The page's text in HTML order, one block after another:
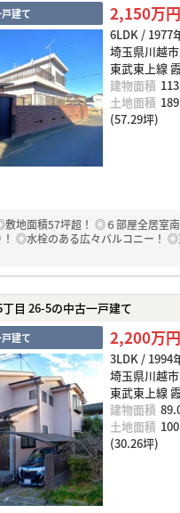
建て 2,150万円
6LDK / 1977
埼玉県川越
東武東上線
建物面積
土地面積
(57.29坪)
地面積57坪超！ ◎６部屋全居室
！ ◎水栓のある広々バルコニー！ ◎
目 26-5の中古一戸建て
建て 2,200万円
3LDK / 1994
埼玉県川越
東武東上線
建物面積
土地面積
(30.26坪)